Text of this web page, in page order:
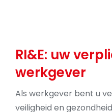
RI&E: uw
werkgever
Als werkgever bent u
veiligheid en